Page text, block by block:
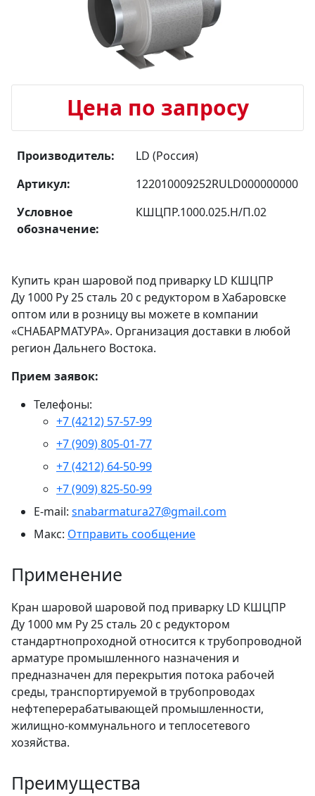
Цена по запросу
Производитель:
LD (Россия)
Артикул:
122010009252RULD000000000
Условное
обозначение:
КШЦПР.1000.025.Н/П.02
Купить кран шаровой под приварку LD КШЦПР
Ду 1000 Ру 25 сталь 20 с редуктором в Хабаровске
оптом или в розницу вы можете в компании
«СНАБАРМАТУРА». Организация доставки в любой
регион Дальнего Востока.
Прием заявок:
Телефоны:
+7 (4212) 57-57-99
+7 (909) 805-01-77
+7 (4212) 64-50-99
+7 (909) 825-50-99
E-mail: snabarmatura27@gmail.com
Макс: Отправить сообщение
Применение
Кран шаровой шаровой под приварку LD КШЦПР
Ду 1000 мм Ру 25 сталь 20 с редуктором
стандартнопроходной относится к трубопроводной
арматуре промышленного назначения и
предназначен для перекрытия потока рабочей
среды, транспортируемой в трубопроводах
нефтеперерабатывающей промышленности,
жилищно-коммунального и теплосетевого
хозяйства.
Преимущества